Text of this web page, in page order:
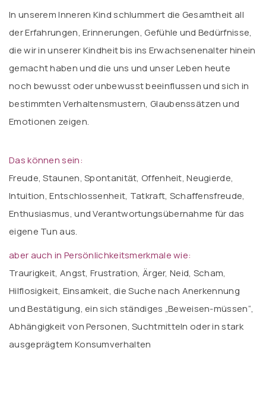
In unserem Inneren Kind schlummert die Gesamtheit all
der Erfahrungen, Erinnerungen, Gefühle und Bedürfnisse,
die wir in unserer Kindheit bis ins Erwachsenenalter hinein
gemacht haben und die uns und unser Leben heute
noch bewusst oder unbewusst beeinflussen und sich in
bestimmten Verhaltensmustern, Glaubenssätzen und
Emotionen zeigen.
Das können sein:
Freude, Staunen, Spontanität, Offenheit, Neugierde,
Intuition, Entschlossenheit, Tatkraft, Schaffensfreude,
Enthusiasmus, und Verantwortungsübernahme für das
eigene Tun aus.
aber auch in Persönlichkeitsmerkmale wie:
Traurigkeit, Angst, Frustration, Ärger, Neid, Scham,
Hilflosigkeit, Einsamkeit, die Suche nach Anerkennung
und Bestätigung, ein sich ständiges „Beweisen-müssen“,
Abhängigkeit von Personen, Suchtmitteln oder in stark
ausgeprägtem Konsumverhalten